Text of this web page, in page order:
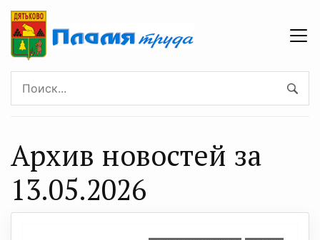
Архив новостей за
13.05.2026